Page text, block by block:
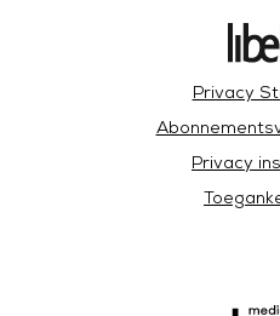
Privacy
Privacy